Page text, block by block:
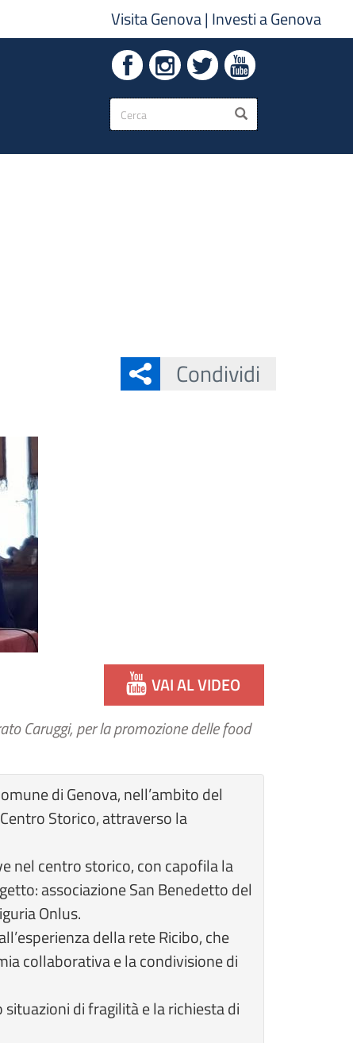
Visita Genova| Investi a Genova
Form
di
ricerca
CERCA
Condividi
VAI AL VIDEO
Caruggi, per la promozione delle food
di Genova, nell’ambito del
Storico, attraverso la
nel centro storico, con capofila la
associazione San Benedetto del
Onlus.
della rete Ricibo, che
collaborativa e la condivisione di
di fragilità e la richiesta di